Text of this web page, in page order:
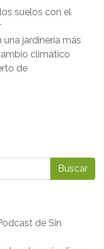
suelos con el
una jardinería más
climático
de
de Sin